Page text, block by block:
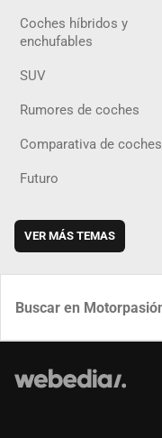
Coches híbridos y
enchufables
SUV
Rumores de coches
Comparativa de coches
Futuro
VER MÁS TEMAS